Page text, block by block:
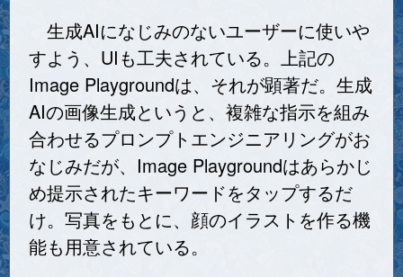
生成AIになじみのないユーザーに使いや
すよう、UIも工夫されている。上記の
Image Playgroundは、それが顕著だ。生成
AIの画像生成というと、複雑な指示を組み
合わせるプロンプトエンジニアリングがお
なじみだが、Image Playgroundはあらかじ
め提示されたキーワードをタップするだ
け。写真をもとに、顔のイラストを作る機
能も用意されている。